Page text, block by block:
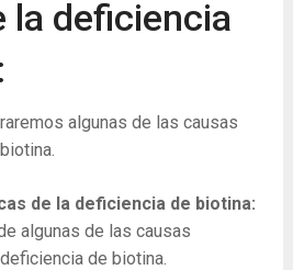
la deficiencia
algunas de las causas
de la deficiencia de biotina:
algunas de las causas
de biotina.